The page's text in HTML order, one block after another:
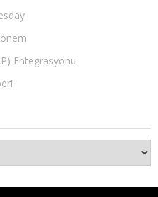
Entegrasyonu